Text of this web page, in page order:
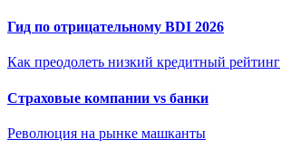
Гид по отрицательному BDI 2026
Как преодолеть низкий кредитный рейтинг
Страховые компании vs банки
Революция на рынке машканты